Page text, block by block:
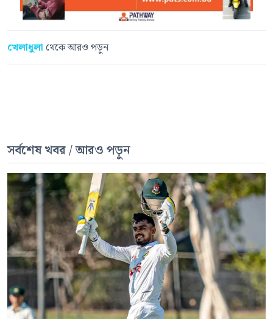
খেলাধুলা থেকে আরও পড়ুন
সর্বশেষ খবর / আরও পড়ুন